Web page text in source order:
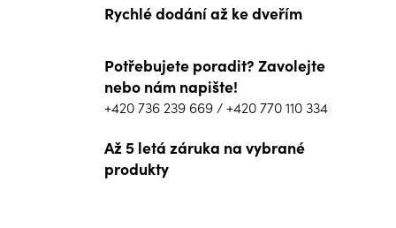
Rychlé dodání až ke dveřím
Potřebujete poradit? Zavolejte
nebo nám napište!
+420 736 239 669 / +420 770 110 334
Až 5 letá záruka na vybrané
produkty